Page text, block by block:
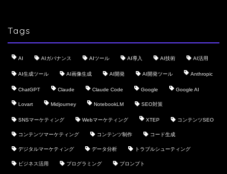
Tags
AI AIガバナンス AIツール AI導入 AI技術 AI活用
AI生成ツール AI画像生成 AI開発 AI開発ツール Anthropic
ChatGPT Claude Claude Code Google Google AI
Lovart Midjourney NotebookLM SEO対策
SNSマーケティング Webマーケティング XTEP コンテンツSEO
コンテンツマーケティング コンテンツ制作 コード生成
デジタルマーケティング データ分析 トラブルシューティング
ビジネス活用 プログラミング プロンプト